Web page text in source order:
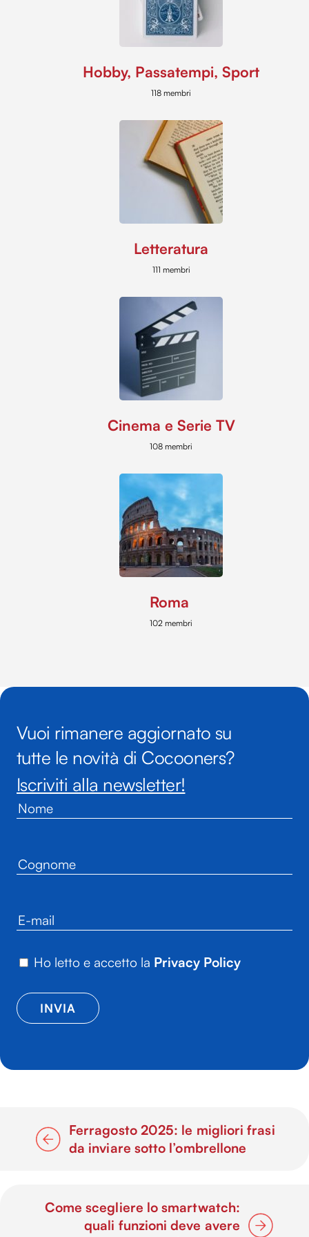
Hobby, Passatempi, Sport
118 membri
Letteratura
111 membri
Cinema e Serie TV
108 membri
Roma
102 membri
Vuoi rimanere aggiornato su
tutte le novità di Cocooners?
Iscriviti alla newsletter!
Ho letto e accetto la Privacy Policy
Ferragosto 2025: le migliori frasi
da inviare sotto l’ombrellone
Come scegliere lo smartwatch:
quali funzioni deve avere